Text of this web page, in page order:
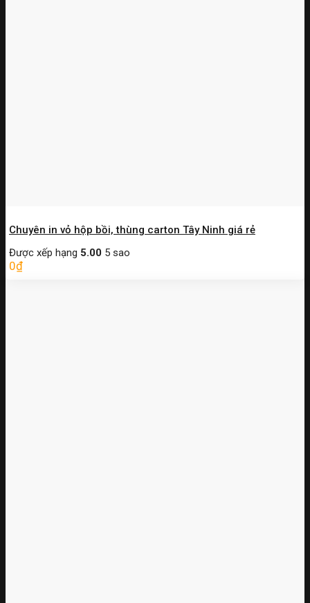
Chuyên in vỏ hộp bồi, thùng carton Tây Ninh giá rẻ
Được xếp hạng 5.00 5 sao
0₫